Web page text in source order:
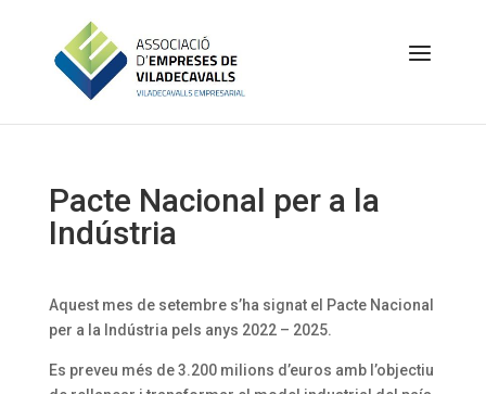
Pacte Nacional per a la
Indústria
Aquest mes de setembre s’ha signat el Pacte Nacional
per a la Indústria pels anys 2022 – 2025.
Es preveu més de 3.200 milions d’euros amb l’objectiu